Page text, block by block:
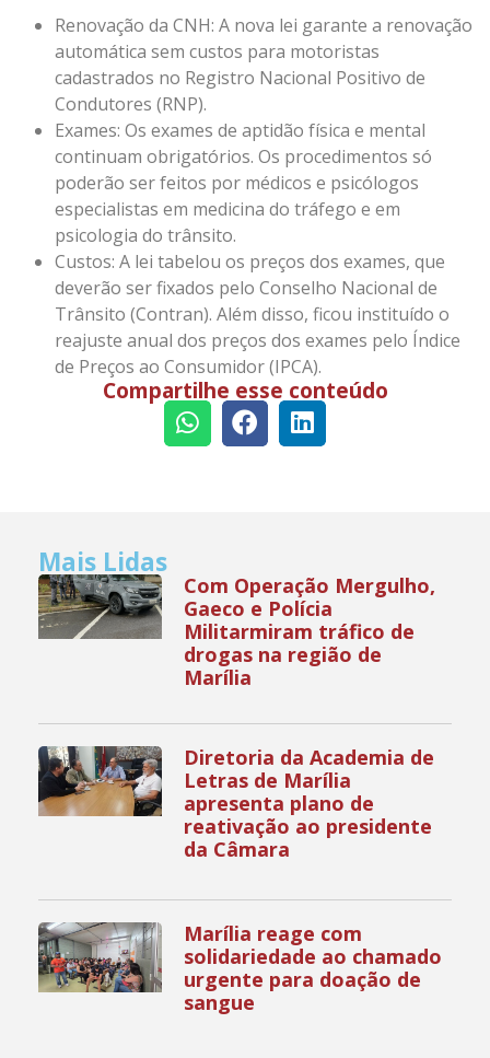
Renovação da CNH: A nova lei garante a renovação
automática sem custos para motoristas
cadastrados no Registro Nacional Positivo de
Condutores (RNP).
Exames: Os exames de aptidão física e mental
continuam obrigatórios. Os procedimentos só
poderão ser feitos por médicos e psicólogos
especialistas em medicina do tráfego e em
psicologia do trânsito.
Custos: A lei tabelou os preços dos exames, que
deverão ser fixados pelo Conselho Nacional de
Trânsito (Contran). Além disso, ficou instituído o
reajuste anual dos preços dos exames pelo Índice
de Preços ao Consumidor (IPCA).
Compartilhe esse conteúdo
Mais Lidas
Com Operação Mergulho,
Gaeco e Polícia
Militarmiram tráfico de
drogas na região de
Marília
Diretoria da Academia de
Letras de Marília
apresenta plano de
reativação ao presidente
da Câmara
Marília reage com
solidariedade ao chamado
urgente para doação de
sangue